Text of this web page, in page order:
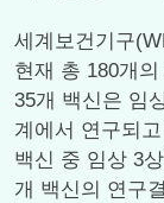
세계보건기구
현재 총 180개
35개 백신은 임
계에서 연구되
백신 중 임상 3
개 백신의 연구